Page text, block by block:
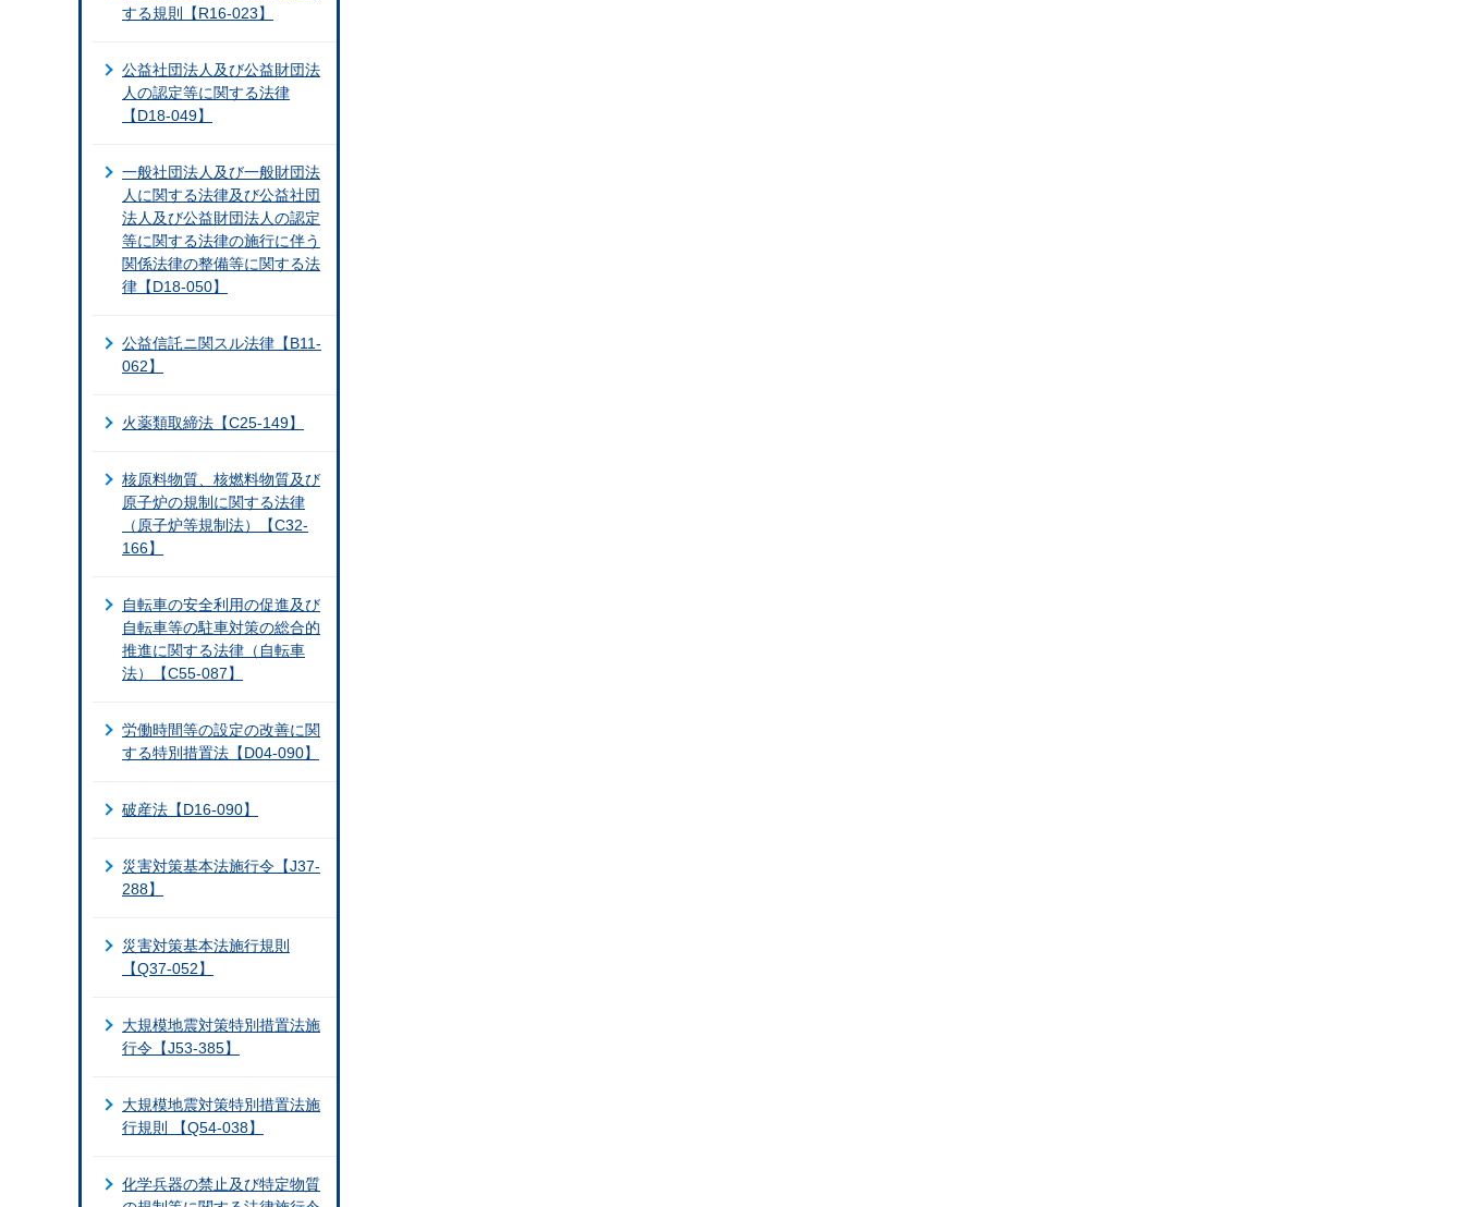
する規則【R16-023】
公益社団法人及び公益財団法
人の認定等に関する法律
【D18-049】
一般社団法人及び一般財団法
人に関する法律及び公益社団
法人及び公益財団法人の認定
等に関する法律の施行に伴う
関係法律の整備等に関する法
律【D18-050】
公益信託ニ関スル法律【B11-
062】
火薬類取締法【C25-149】
核原料物質、核燃料物質及び
原子炉の規制に関する法律
（原子炉等規制法）【C32-
166】
自転車の安全利用の促進及び
自転車等の駐車対策の総合的
推進に関する法律（自転車
法）【C55-087】
労働時間等の設定の改善に関
する特別措置法【D04-090】
破産法【D16-090】
災害対策基本法施行令【J37-
288】
災害対策基本法施行規則
【Q37-052】
大規模地震対策特別措置法施
行令【J53-385】
大規模地震対策特別措置法施
行規則 【Q54-038】
化学兵器の禁止及び特定物質